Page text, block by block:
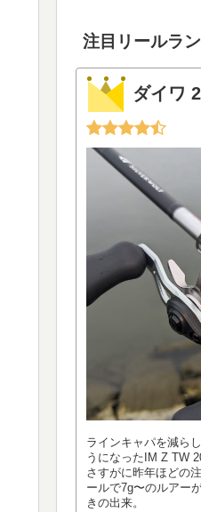
注目リールラ
ダイワ
ラインキャパを減ら
うになったIM Z TW
さすがに昨年ほどの
ールで7g〜のルアー
きの出来。